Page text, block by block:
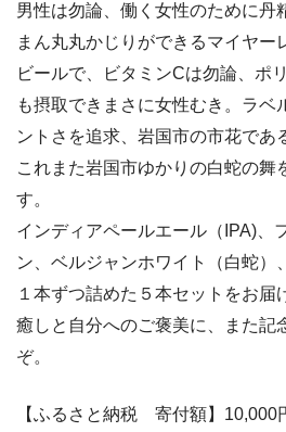
男性は勿論、働く女性のために丹
まん丸丸かじりができるマイヤー
ビールで、ビタミンCは勿論、ポ
も摂取できまさに女性むき。ラベ
ントさを追求、岩国市の市花であ
これまた岩国市ゆかりの白蛇の舞
す。
インディアペールエール（IPA)、
ン、ベルジャンホワイト（白蛇）
１本ずつ詰めた５本セットをお届
癒しと自分へのご褒美に、また記
ぞ。
【ふるさと納税 寄付額】10,000